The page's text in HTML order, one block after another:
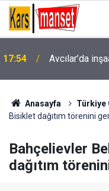
17:53 Kütahya’da
Anasayfa Türkiye
Bisiklet dağıtım törenini
Bahçelievler
dağıtım